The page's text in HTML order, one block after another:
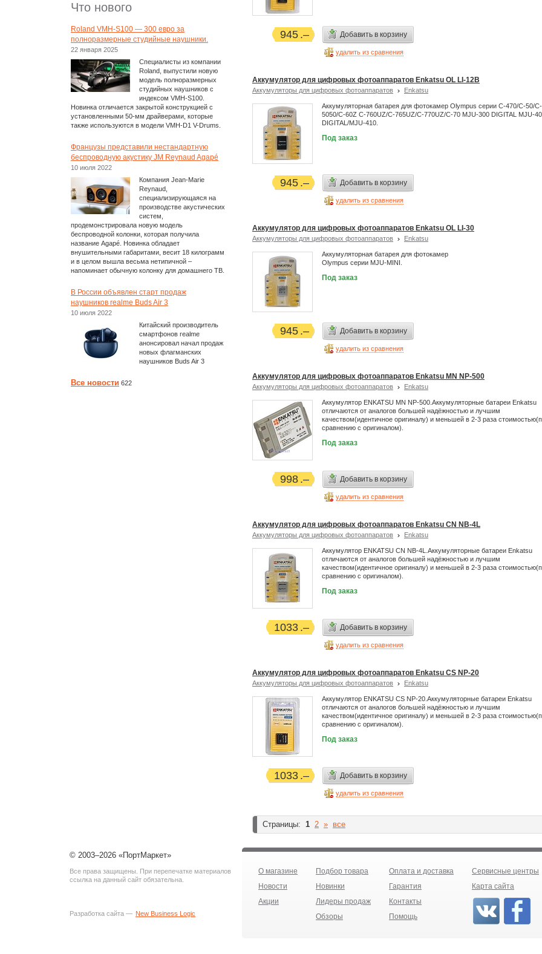
945 Добавить в корзину
удалить из сравнения
Аккумулятор для цифровых фотоаппаратов Enkatsu OL LI-12B
Аккумуляторы для цифровых фотоаппаратов Enkatsu
Аккумуляторная батарея для фотокамер Olympus серии C-470/C-50/
5050/C-60Z C-760UZ/C-765UZ/C-770UZ/C-70 MJU-300 DIGITAL MJU-
DIGITAL/MJU-410.
Под заказ
945 Добавить в корзину
удалить из сравнения
Аккумулятор для цифровых фотоаппаратов Enkatsu OL LI-30
Аккумуляторы для цифровых фотоаппаратов Enkatsu
Аккумуляторная батарея для фотокамер
Olympus серии MJU-MINI.
Под заказ
945 Добавить в корзину
удалить из сравнения
Аккумулятор для цифровых фотоаппаратов Enkatsu MN NP-500
Аккумуляторы для цифровых фотоаппаратов Enkatsu
Аккумулятор ENKATSU MN NP-500.Аккумуляторные батареи Enkatsu
отличаются от аналогов большей надёжностью и лучшим
качеством(идентичное оригиналу) и меньшей в 2-3 раза
сравнению с оригиналом).
Под заказ
998 Добавить в корзину
удалить из сравнения
Аккумулятор для цифровых фотоаппаратов Enkatsu CN NB-4L
Аккумуляторы для цифровых фотоаппаратов Enkatsu
Аккумулятор ENKATSU CN NB-4L.Аккумуляторные батареи Enkatsu
отличаются от аналогов большей надёжностью и лучшим
качеством(идентичное оригиналу) и меньшей в 2-3 раза
сравнению с оригиналом).
Под заказ
1033 Добавить в корзину
удалить из сравнения
Аккумулятор для цифровых фотоаппаратов Enkatsu CS NP-20
Аккумуляторы для цифровых фотоаппаратов Enkatsu
Аккумулятор ENKATSU CS NP-20.Аккумуляторные батареи Enkatsu
отличаются от аналогов большей надёжностью и лучшим
качеством(идентичное оригиналу) и меньшей в 2-3 раза
сравнению с оригиналом).
Под заказ
1033 Добавить в корзину
удалить из сравнения
Страницы: 1 2 » все
Что нового
Roland VMH-S100 — 300 евро за
полноразмерные студийные наушники.
22 января 2025
Специалисты из компании
Roland, выпустили новую
модель полноразмерных
студийных наушников с
индексом VMH-S100.
Новинка отличается закрытой конструкцией с
установленными 50-мм драйверами, которые
также используются в модели VMH-D1 V-Drums.
Французы представили нестандартную
беспроводную акустику JM Reynaud Agapé
10 июля 2022
Компания Jean-Marie
Reynaud,
специализирующаяся на
производстве акустических
систем,
продемонстрировала новую модель
беспроводной колонки, которая получила
название Agapé. Новинка обладает
внушительными габаритами, весит 18 килограмм
и в целом вышла весьма нетипичной –
напоминает обычную колонку для домашнего ТВ.
В России объявлен старт продаж
наушников realme Buds Air 3
10 июля 2022
Китайский производитель
смартфонов realme
анонсировал начал продаж
новых флагманских
наушников Buds Air 3
Все новости 622
© 2003–2026 «ПортМаркет»
Все права защищены. При перепечатке материалов
ссылка на данный сайт обязательна.
Разработка сайта — New Business Logic
О магазине
Новости
Акции
Подбор товара
Новинки
Лидеры продаж
Обзоры
Оплата и доставка
Гарантия
Контакты
Помощь
Сервисные центры
Карта сайта